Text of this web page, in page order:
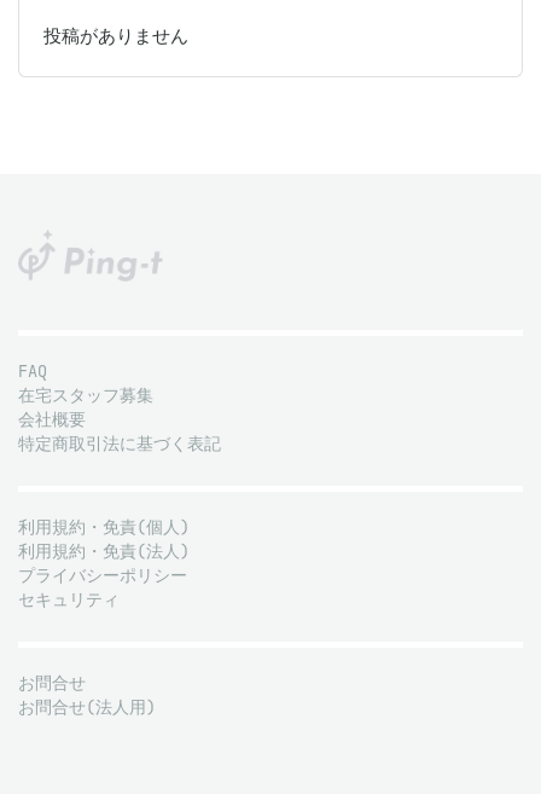
投稿がありません
FAQ
在宅スタッフ募集
会社概要
特定商取引法に基づく表記
利用規約・免責(個人)
利用規約・免責(法人)
プライバシーポリシー
セキュリティ
お問合せ
お問合せ(法人用)